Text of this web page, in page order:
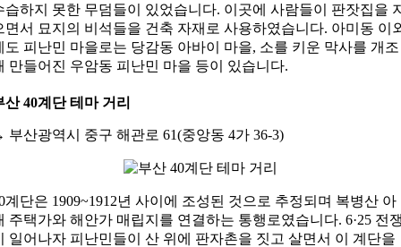
습하지 못한 무덤들이 있었습니다. 이곳에 사람들이 판잣집을
면서 묘지의 비석들을 건축 자재로 사용하였습니다. 아미동 이
도 피난민 마을로는 당감동 아바이 마을, 소를 키운 막사를 개조
만들어진 우암동 피난민 마을 등이 있습니다.
산 40계단 테마 거리
부산광역시 중구 해관로 61(중앙동 4가 36-3)
계단은 1909~1912년 사이에 조성된 것으로 추정되며 복병산 아
주택가와 해안가 매립지를 연결하는 통행로였습니다. 6·25 전
일어나자 피난민들이 산 위에 판자촌을 짓고 살면서 이 계단을